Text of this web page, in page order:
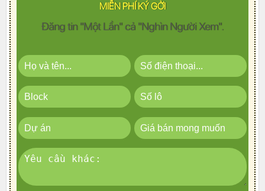
MIỄN PHÍ KÝ GỞI
Đăng tin "Một Lần" cả "Nghìn Người Xem".